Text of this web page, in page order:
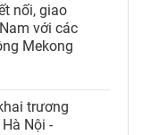
nối, giao
với các
Mekong
trương
Nội -